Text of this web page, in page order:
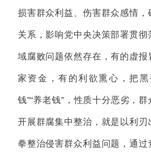
损害群众利益、伤害群众感情，
关系，影响党中央决策部署贯彻
域腐败问题依然存在，有的虚报
家资金，有的利欲熏心，把黑
钱”“养老钱”，性质十分恶劣，群
开展群腐集中整治，就是以利刃
拳整治侵害群众利益问题，通过